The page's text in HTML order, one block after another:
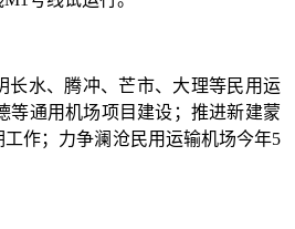
长水、腾冲、芒市、大理等民用运
等通用机场项目建设；推进新建蒙
作；力争澜沧民用运输机场今年5